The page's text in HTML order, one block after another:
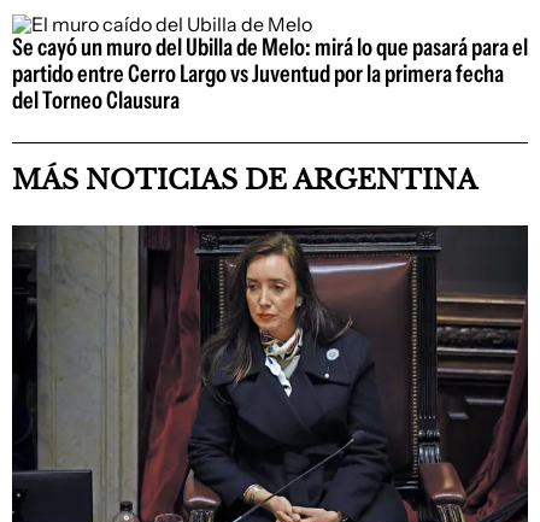
Se cayó un muro del Ubilla de Melo: mirá lo que pasará para el
partido entre Cerro Largo vs Juventud por la primera fecha
del Torneo Clausura
MÁS NOTICIAS DE ARGENTINA